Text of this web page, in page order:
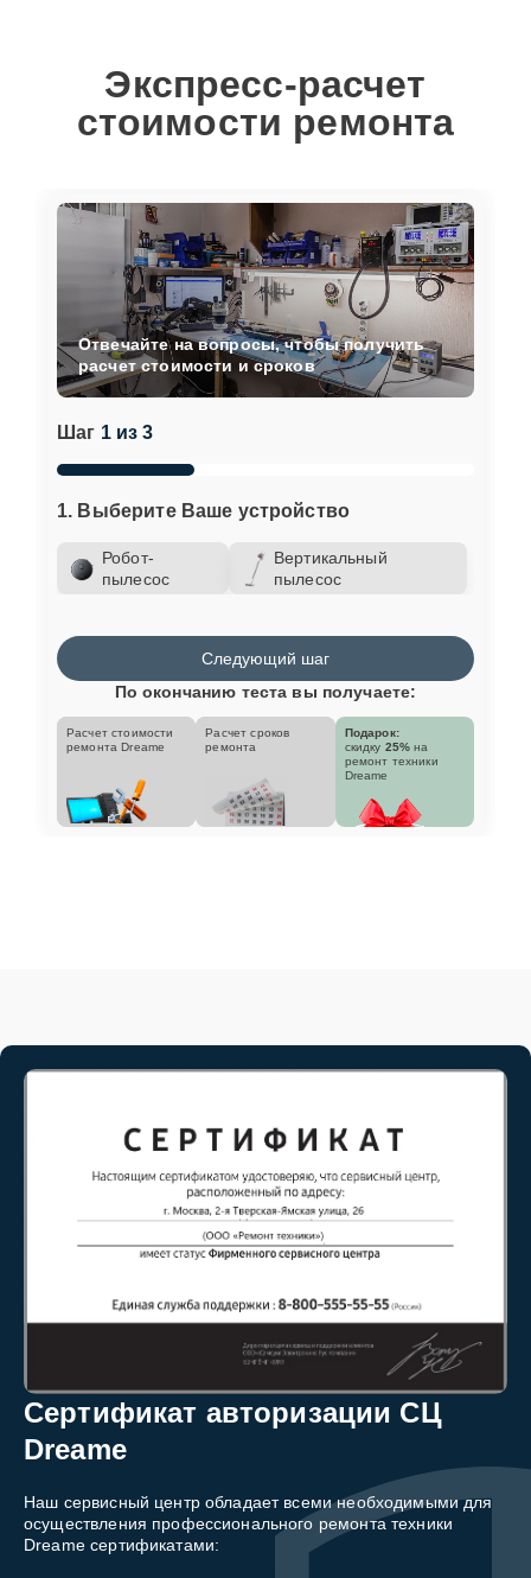
Экспресс-расчет
стоимости ремонта
Шаг 1 из 3
1. Выберите Ваше устройство
Робот-
пылесос
Вертикальный
пылесос
Отвечайте на вопросы, чтобы получить
расчет стоимости и сроков
Следующий шаг
По окончанию теста вы получаете:
Расчет стоимости
ремонта Dreame
Расчет сроков
ремонта
Подарок:
скидку 25% на
ремонт техники
Dreame
Сертификат авторизации СЦ
Dreame
Наш сервисный центр обладает всеми необходимыми для
осуществления профессионального ремонта техники
Dreame сертификатами: